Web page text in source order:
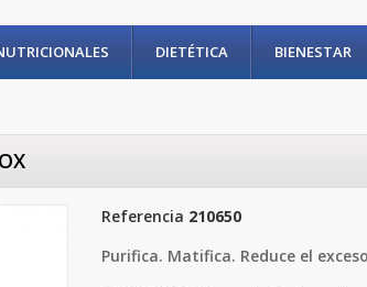
DIETÉTICA BIENESTAR
Referencia 210650
Purifica. Matifica. Reduce el